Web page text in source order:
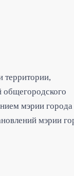
территории,
общегородского
мэрии города
мэрии